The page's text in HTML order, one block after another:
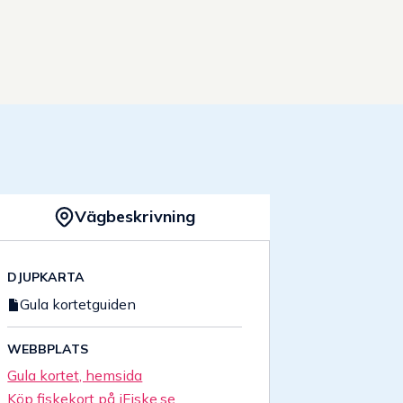
Vägbeskrivning
DJUPKARTA
Gula kortetguiden
WEBBPLATS
Gula kortet, hemsida
Köp fiskekort på iFiske.se